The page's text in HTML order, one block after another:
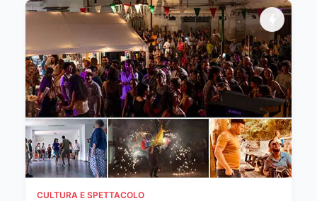
CULTURA E SPETTACOLO